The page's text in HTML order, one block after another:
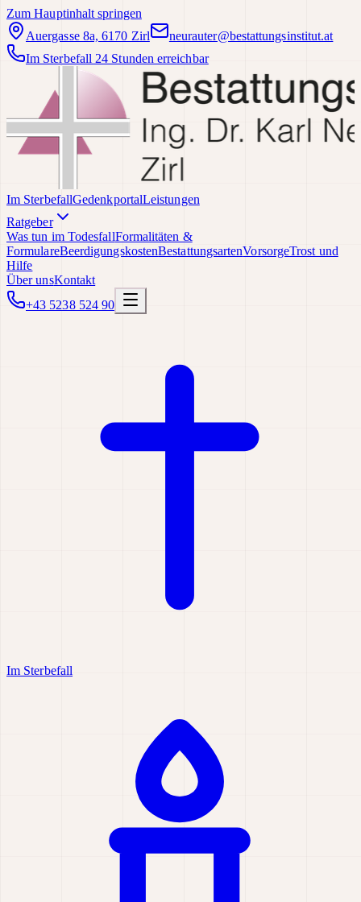
Zum Hauptinhalt springen
Auergasse 8a, 6170 Zirl
neurauter@bestattungsinstitut.at
Im Sterbefall 24 Stunden erreichbar
Im SterbefallGedenkportalLeistungen
Ratgeber
Was tun im TodesfallFormalitäten &
FormulareBeerdigungskostenBestattungsartenVorsorgeTrost und
Hilfe
Über unsKontakt
+43 5238 524 90
Im Sterbefall